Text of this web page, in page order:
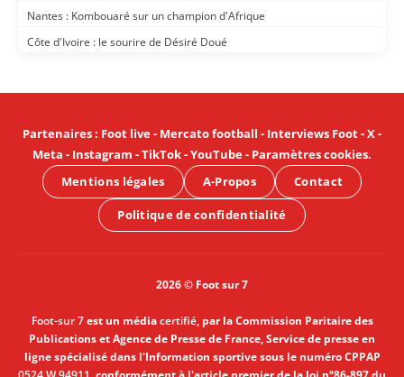
Nantes : Kombouaré sur un champion d'Afrique
Côte d'Ivoire : le sourire de Désiré Doué
Partenaires: Foot live- Mercato football - Interviews Foot-X-
Meta - Instagram -TikTok-YouTube- Paramètres cookies.
Mentions légales
A-Propos Contact
Politique de confidentialité
2026 © Foot sur 7
Foot-sur 7est un médiacertifié, par la Commission Paritaire des
Publications et Agence de Presse de France, Service de presse en
ligne spécialisé dans l'Information sportive sous le numéro CPPAP